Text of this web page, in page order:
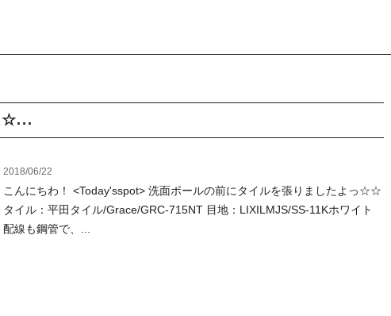
☆...
2018/06/22
こんにちわ！ <Today'sspot> 洗面ボールの前にタイルを張りましたよっ☆☆
タイル：平田タイル/Grace/GRC-715NT 目地：LIXILMJS/SS-11Kホワイト
配線も鋼管で、...